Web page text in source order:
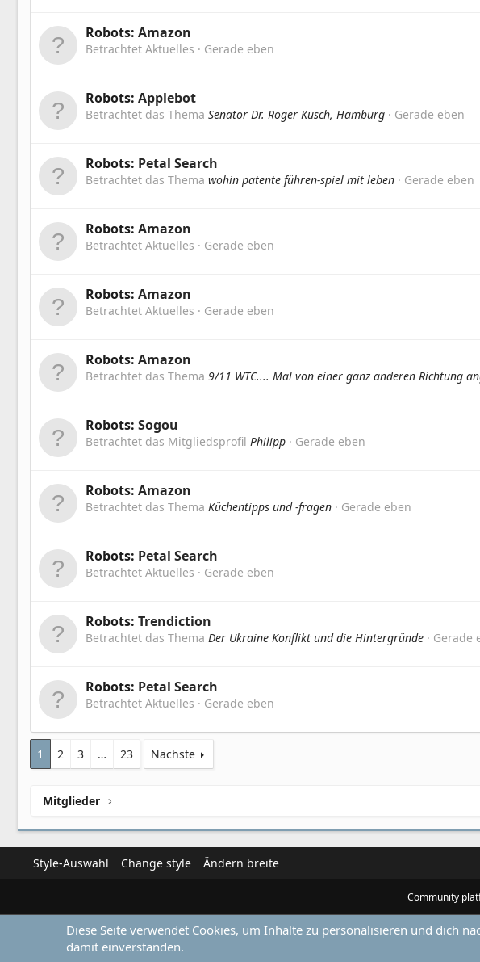
Robots: Amazon
Betrachtet Aktuelles Gerade eben
Robots: Applebot
Betrachtet das Thema Senator Dr. Roger Kusch, Hamburg Gerade eben
Robots: Petal Search
Betrachtet das Thema wohin patente führen-spiel mit leben Gerade eben
Robots: Amazon
Betrachtet Aktuelles Gerade eben
Robots: Amazon
Betrachtet Aktuelles Gerade eben
Robots: Amazon
Betrachtet das Thema 9/11 WTC.... Mal von einer ganz anderen Richtung
Robots: Sogou
Betrachtet das Mitgliedsprofil Philipp Gerade eben
Robots: Amazon
Betrachtet das Thema Küchentipps und -fragen Gerade eben
Robots: Petal Search
Betrachtet Aktuelles Gerade eben
Robots: Trendiction
Betrachtet das Thema Der Ukraine Konflikt und die Hintergründe Gerade
Robots: Petal Search
Betrachtet Aktuelles Gerade eben
1 2 3 … 23 Nächste
Mitglieder
Style-Auswahl Change style Ändern breite
Community
Diese Seite verwendet Cookies, um Inhalte zu personalisieren und dich
damit einverstanden.